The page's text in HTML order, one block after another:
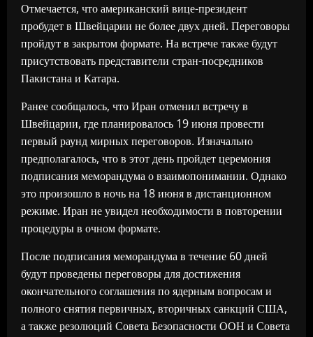
Отмечается, что американский вице-президент
пробудет в Швейцарии не более двух дней. Переговоры
пройдут в закрытом формате. На встрече также будут
присутствовать представители стран-посредников
Пакистана и Катара.
Ранее сообщалось, что Иран отменил встречу в
Швейцарии, где планировалось 19 июня провести
первый раунд мирных переговоров. Изначально
предполагалось, что в этот день пройдет церемония
подписания меморандума о взаимопонимании. Однако
это произошло в ночь на 18 июня в дистанционном
режиме. Иран не увидел необходимости в повторении
процедуры в очном формате.
После подписания меморандума в течение 60 дней
будут проведены переговоры для достижения
окончательного соглашения по ядерным вопросам и
полного снятия первичных, вторичных санкций США,
а также резолюций Совета Безопасности ООН и Совета